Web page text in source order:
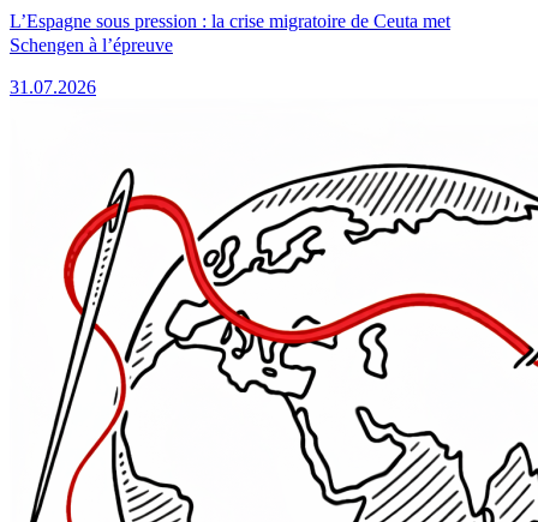
L’Espagne sous pression : la crise migratoire de Ceuta met
Schengen à l’épreuve
31.07.2026